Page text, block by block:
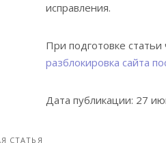
исправления.
При подготовке
разблокировка сайта
Дата публикации: 27
СТАТЬЯ